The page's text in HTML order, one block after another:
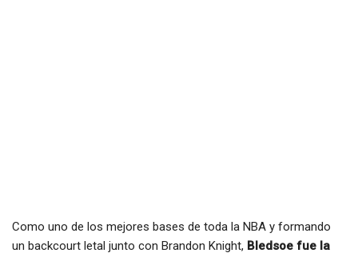
Como uno de los mejores bases de toda la NBA y formando
un backcourt letal junto con Brandon Knight, Bledsoe fue la